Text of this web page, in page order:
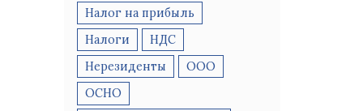
Хранение первичной документации
Налог на прибыль
Налоги
НДС
Нерезиденты
ООО
ОСНО